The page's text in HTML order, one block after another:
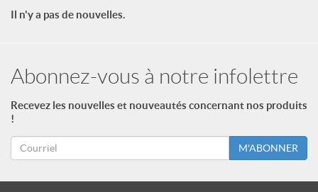
Il n'y a pas de nouvelles.
Abonnez-vous à notre infolettre
Recevez les nouvelles et nouveautés concernant nos produits
!
M'ABONNER